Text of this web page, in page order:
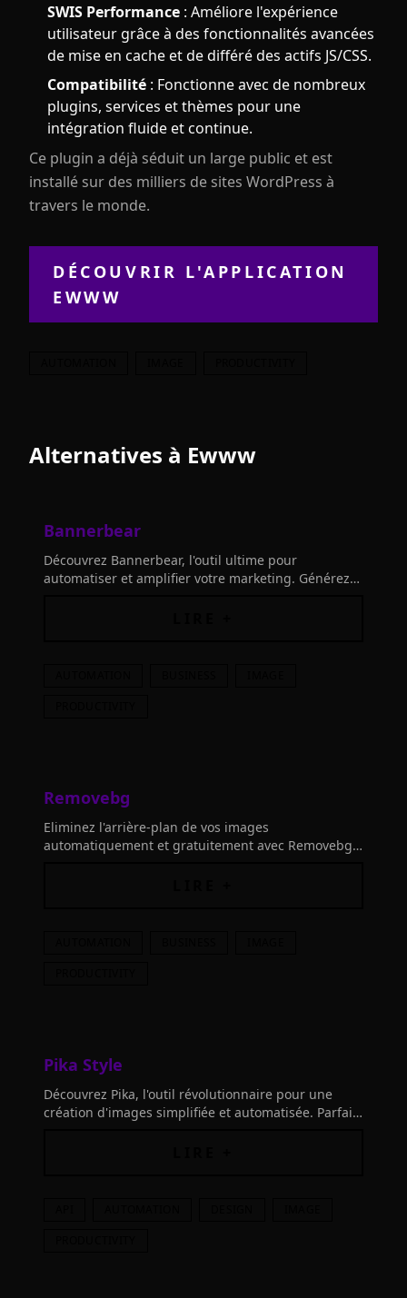
SWIS Performance : Améliore l'expérience
utilisateur grâce à des fonctionnalités avancées
de mise en cache et de différé des actifs JS/CSS.
Compatibilité : Fonctionne avec de nombreux
plugins, services et thèmes pour une
intégration fluide et continue.
Ce plugin a déjà séduit un large public et est
installé sur des milliers de sites WordPress à
travers le monde.
DÉCOUVRIR L'APPLICATION
EWWW
Alternatives à Ewww
Bannerbear
Découvrez Bannerbear, l'outil ultime pour
automatiser et amplifier votre marketing. Générez
Removebg
Eliminez l'arrière-plan de vos images
automatiquement et gratuitement avec Removebg.
Pika Style
Découvrez Pika, l'outil révolutionnaire pour une
création d'images simplifiée et automatisée. Parfait